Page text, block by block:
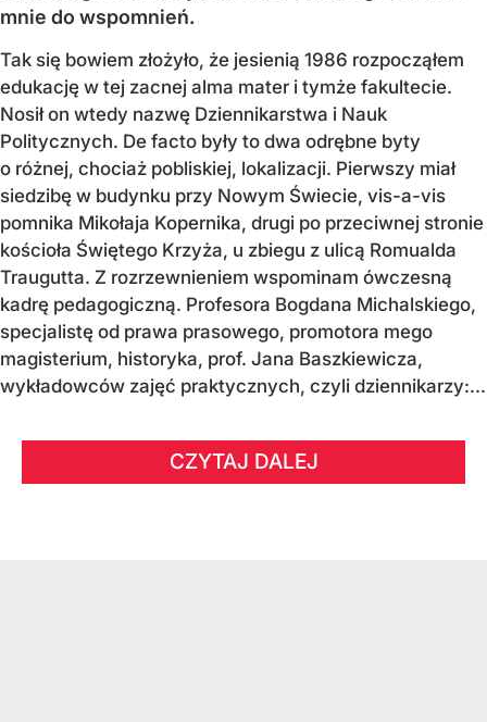
mnie do wspomnień.
Tak się bowiem złożyło, że jesienią 1986 rozpocząłem
edukację w tej zacnej alma mater i tymże fakultecie.
Nosił on wtedy nazwę Dziennikarstwa i Nauk
Politycznych. De facto były to dwa odrębne byty
o różnej, chociaż pobliskiej, lokalizacji. Pierwszy miał
siedzibę w budynku przy Nowym Świecie, vis-a-vis
pomnika Mikołaja Kopernika, drugi po przeciwnej stronie
kościoła Świętego Krzyża, u zbiegu z ulicą Romualda
Traugutta. Z rozrzewnieniem wspominam ówczesną
kadrę pedagogiczną. Profesora Bogdana Michalskiego,
specjalistę od prawa prasowego, promotora mego
magisterium, historyka, prof. Jana Baszkiewicza,
wykładowców zajęć praktycznych, czyli dziennikarzy:...
CZYTAJ DALEJ